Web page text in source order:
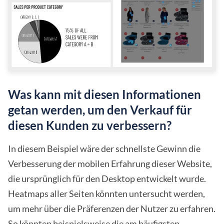
Was kann mit diesen Informationen
getan werden, um den Verkauf für
diesen Kunden zu verbessern?
In diesem Beispiel wäre der schnellste Gewinn die
Verbesserung der mobilen Erfahrung dieser Website,
die ursprünglich für den Desktop entwickelt wurde.
Heatmaps aller Seiten könnten untersucht werden,
um mehr über die Präferenzen der Nutzer zu erfahren.